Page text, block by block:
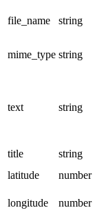
file_name string
mime_type string
text string
title
string
latitude
number
longitude
number